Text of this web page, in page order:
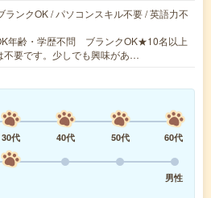
ランクOK / パソコンスキル不要 / 英語力不
年齢・学歴不問 ブランクOK★10名以上
不要です。少しでも興味があ…
30代 40代 50代
60代
男性